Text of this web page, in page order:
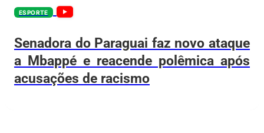
ESPORTE
Senadora do Paraguai faz novo ataque
a Mbappé e reacende polêmica após
acusações de racismo